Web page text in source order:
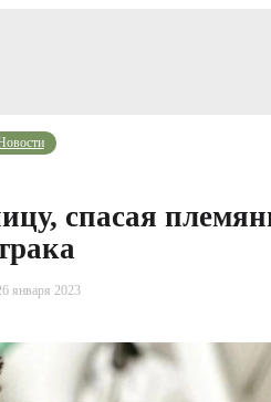
спасая
января 2023